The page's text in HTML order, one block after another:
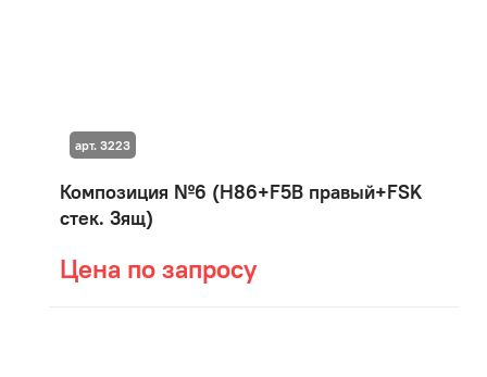
Композиция №6 (H86+F5B правый+FSK
стек. 3ящ)
Цена по запросу
арт. 3223